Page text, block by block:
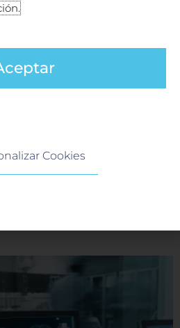
existe una máxima ineludible:
sitio web, el mismo podría
y se usa
pero puede proporcionarle
personalizada. Ya que
a la privacidad, usted puede
usar ciertas cookies. Haga
Cookies